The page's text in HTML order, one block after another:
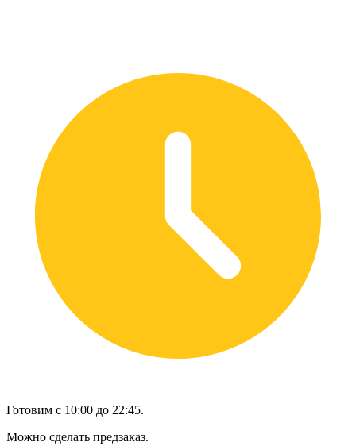
Готовим с 10:00 до 22:45.
Можно сделать предзаказ.